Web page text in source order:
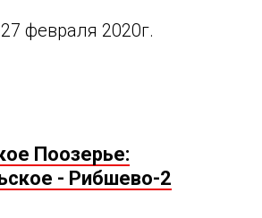
февраля 2020г.
Поозерье:
- Рибшево-2